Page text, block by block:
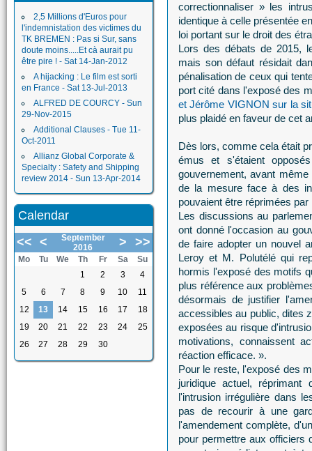
2,5 Millions d'Euros pour
l'indemnistation des victimes du
TK BREMEN : Pas si Sur, sans
doute moins.....Et cà aurait pu
être pire ! - Sat 14-Jan-2012
A hijacking : Le film est sorti
en France - Sat 13-Jul-2013
ALFRED DE COURCY - Sun
29-Nov-2015
Additional Clauses - Tue 11-
Oct-2011
Allianz Global Corporate &
Specialty : Safety and Shipping
review 2014 - Sun 13-Apr-2014
Calendar
<< <
September
2016
> >>
Mo Tu We Th Fr Sa
Su
1
2 3
4
5
6 7 8 9 10
11
12
13 14 15 16 17
18
19
20 21 22 23 24
25
26
27 28 29 30
correctionnaliser » les
identique à celle présentée
loi portant sur le droit des
Lors des débats de 2015,
mais son défaut résidait
pénalisation de ceux qui
port cité dans l'exposé des
et Jérôme VIGNON sur la
plus plaidé en faveur de cet
Dès lors, comme cela était
émus et s'étaient
gouvernement, avant
de la mesure face à des
pouvaient être réprimées
Les discussions au
ont donné l'occasion au
de faire adopter un nouvel
Leroy et M. Polutélé qui
hormis l'exposé des motifs
plus référence aux
désormais de justifier
accessibles au public, dites
exposées au risque
motivations, connaissent
réaction efficace. ».
Pour le reste, l'exposé des
juridique actuel,
l'intrusion irrégulière dans
pas de recourir à une
l'amendement complète,
pour permettre aux officiers